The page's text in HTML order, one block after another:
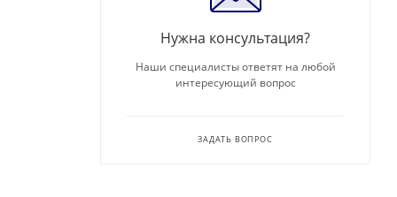
Нужна консультация?
Наши специалисты ответят на любой
интересующий вопрос
ЗАДАТЬ ВОПРОС